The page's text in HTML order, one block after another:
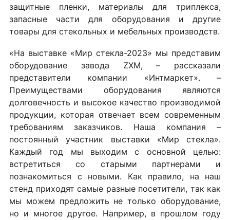
защитные пленки, материалы для триплекса,
запасные части для оборудования и другие
товары для стекольных и мебельных производств.
«На выставке «Мир стекла-2023» мы представим
оборудование завода ZXM, – рассказали
представители компании «Интмаркет». –
Преимуществами оборудования являются
долговечность и высокое качество производимой
продукции, которая отвечает всем современным
требованиям заказчиков. Наша компания –
постоянный участник выставки «Мир стекла».
Каждый год мы выходим с основной целью:
встретиться со старыми партнерами и
познакомиться с новыми. Как правило, на наш
стенд приходят самые разные посетители, так как
мы можем предложить не только оборудование,
но и многое другое. Например, в прошлом году